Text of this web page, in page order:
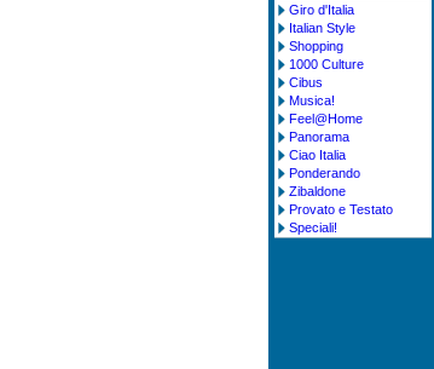
megazine
Giro d'Italia
Italian Style
Shopping
1000 Culture
Cibus
Musica!
Feel@Home
Panorama
Ciao Italia
Ponderando
Zibaldone
Provato e Testato
Speciali!